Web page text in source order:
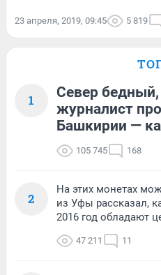
23 апреля, 2019, 09:45 5 819
1
Север
журналист
Башкирии —
105 745 168
2
На этих монетах
из Уфы рассказал,
2016 год обладают
47 211 11